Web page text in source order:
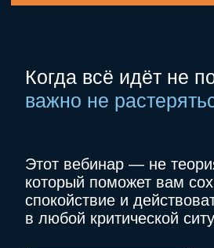
Давление «за 200» — страшно навредить.
Ассистент растерялся, аптечка где-то
но и за себя, если будет разбор.
“Главное — не искать причину.
Главное — действовать.” —
Владимир Ягодкин